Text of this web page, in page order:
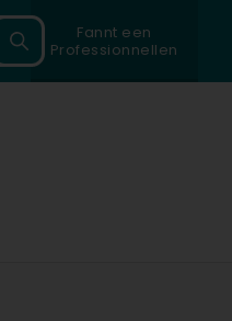
Fannt een
Professionnellen